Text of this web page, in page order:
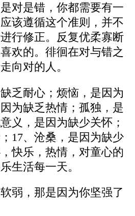
对是错，你都需要有一
该遵循这个准则，并不
行修正。反复优柔寡断
欢的。徘徊在对与错之
向对的人。
乏耐心；烦恼，是因为
为缺乏热情；孤独，是
义，是因为缺少关怀；
17、沧桑，是因为缺少
快乐，热情，对童心的
生活每一天。
弱，那是因为你坚强了